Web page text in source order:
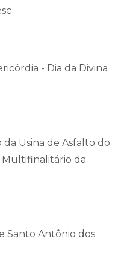
- Dia da Divina
Usina de Asfalto do
da
Santo Antônio dos